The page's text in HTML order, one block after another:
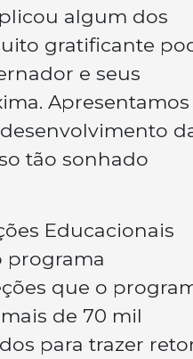
algum dos
gratificante
e seus
Apresentamos
tão sonhado
Educacionais
programa
que o
de 70 mil
para trazer